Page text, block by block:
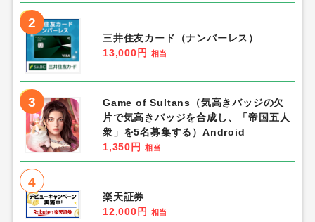
2
三井住友カード（ナンバーレス）
13,000円
相当
3
Game of Sultans（気高きバッジの欠
片で気高きバッジを合成し、「帝国五人
衆」を5名募集する）Android
1,350円
相当
4
楽天証券
12,000円
相当